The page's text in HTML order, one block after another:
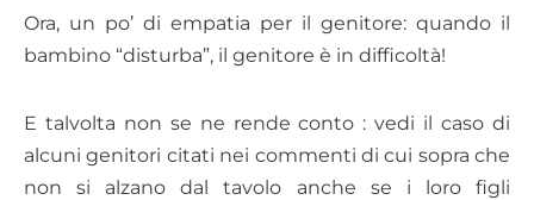
Ora, un po’ di empatia per il genitore: quando il
bambino “disturba”, il genitore è in difficoltà!
E talvolta non se ne rende conto : vedi il caso di
alcuni genitori citati nei commenti di cui sopra che
non si alzano dal tavolo anche se i loro figli